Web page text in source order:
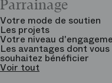
Parrainage
Votre mode de soutien
Les projets
Votre niveau
Les avantages dont vous
souhaitez bénéficier
Voir tout